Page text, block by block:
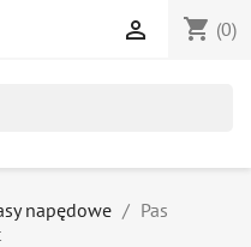
shopping_cart (0)

napędowe
Pas